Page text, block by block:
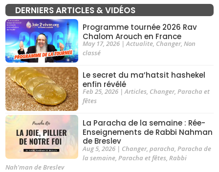
DERNIERS ARTICLES & VIDÉOS
Programme tournée 2026 Rav
Chalom Arouch en France
May 17, 2026|Actualite, Changer, Non
classé
Le secret du ma’hatsit hashekel
enfin révélé
Feb 25, 2026|Articles, Changer, Paracha et
fêtes
La Paracha de la semaine : Rée-
Enseignements de Rabbi Nahman
de Breslev
Aug 5, 2026| Changer, paracha, Paracha de
la semaine, Paracha et fêtes, Rabbi
Nah'man de Breslev